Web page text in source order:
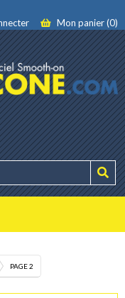
Mon panier (0)
PAGE 2